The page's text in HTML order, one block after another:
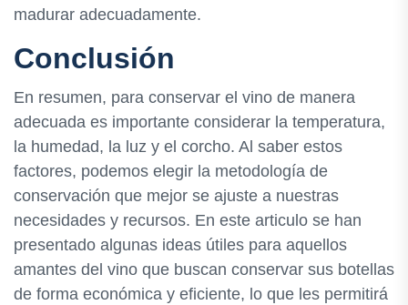
madurar adecuadamente.
Conclusión
En resumen, para conservar el vino de manera
adecuada es importante considerar la temperatura,
la humedad, la luz y el corcho. Al saber estos
factores, podemos elegir la metodología de
conservación que mejor se ajuste a nuestras
necesidades y recursos. En este articulo se han
presentado algunas ideas útiles para aquellos
amantes del vino que buscan conservar sus botellas
de forma económica y eficiente, lo que les permitirá